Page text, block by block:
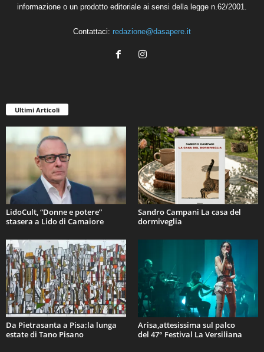
informazione o un prodotto editoriale ai sensi della legge n.62/2001.
Contattaci: redazione@dasapere.it
Ultimi Articoli
LidoCult, “Donne e potere”
stasera a Lido di Camaiore
Sandro Campani La casa del
dormiveglia
Da Pietrasanta a Pisa:la lunga
estate di Tano Pisano
Arisa,attesissima sul palco
del 47° Festival La Versiliana